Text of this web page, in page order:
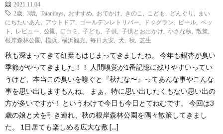
2021.11.04
2歳
3歳 Taiandays おすすめ おでかけ きのこ こども どんぐり
まい
にちたいあん
アウトドア ゴールデンレトリバー ドッグラン ビール
ペッ
ト
レビュー 公園 口コミ 子ども 子供 子供とお出かけ 小さな秋 散策
根岸森林公園
横浜 横浜観光 毎日大安 犬 秋 芝生
秋も深まってきて紅葉もはじまってきましたね。 今年も銀杏が臭い
季節がやってきました！！ 人間嗅覚が1番記憶に残りやすいってい
うけど、本当この臭いを嗅ぐと『秋だな〜』ってあんな事やこんな
事を思い出しますもんね。 まぁ、特に思い出したくもない思い出の
方が多いですが！ というわけで今日も今日とてねむです。 今回は3
歳の娘と犬を引き連れ、秋の根岸森林公園を隅々散策してきまし
た。 1日居ても楽しめる広大な敷 […]